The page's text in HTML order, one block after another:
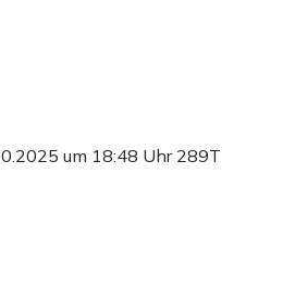
um 18:48 Uhr 289T